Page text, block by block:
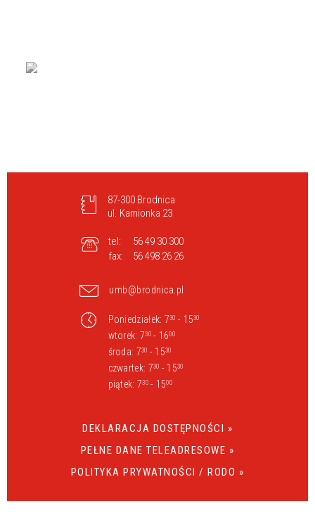
87-300 Brodnica
ul. Kamionka 23
tel:
56 49 30 300
fax:
56 498 26 26
umb@brodnica.pl
Poniedziałek: 730 - 1530
wtorek: 730- 1600
środa: 730 - 1530
czwartek: 730 - 1530
piątek: 730- 1500
DEKLARACJA DOSTĘPNOŚCI »
PEŁNE DANE TELEADRESOWE »
POLITYKA PRYWATNOŚCI / RODO »